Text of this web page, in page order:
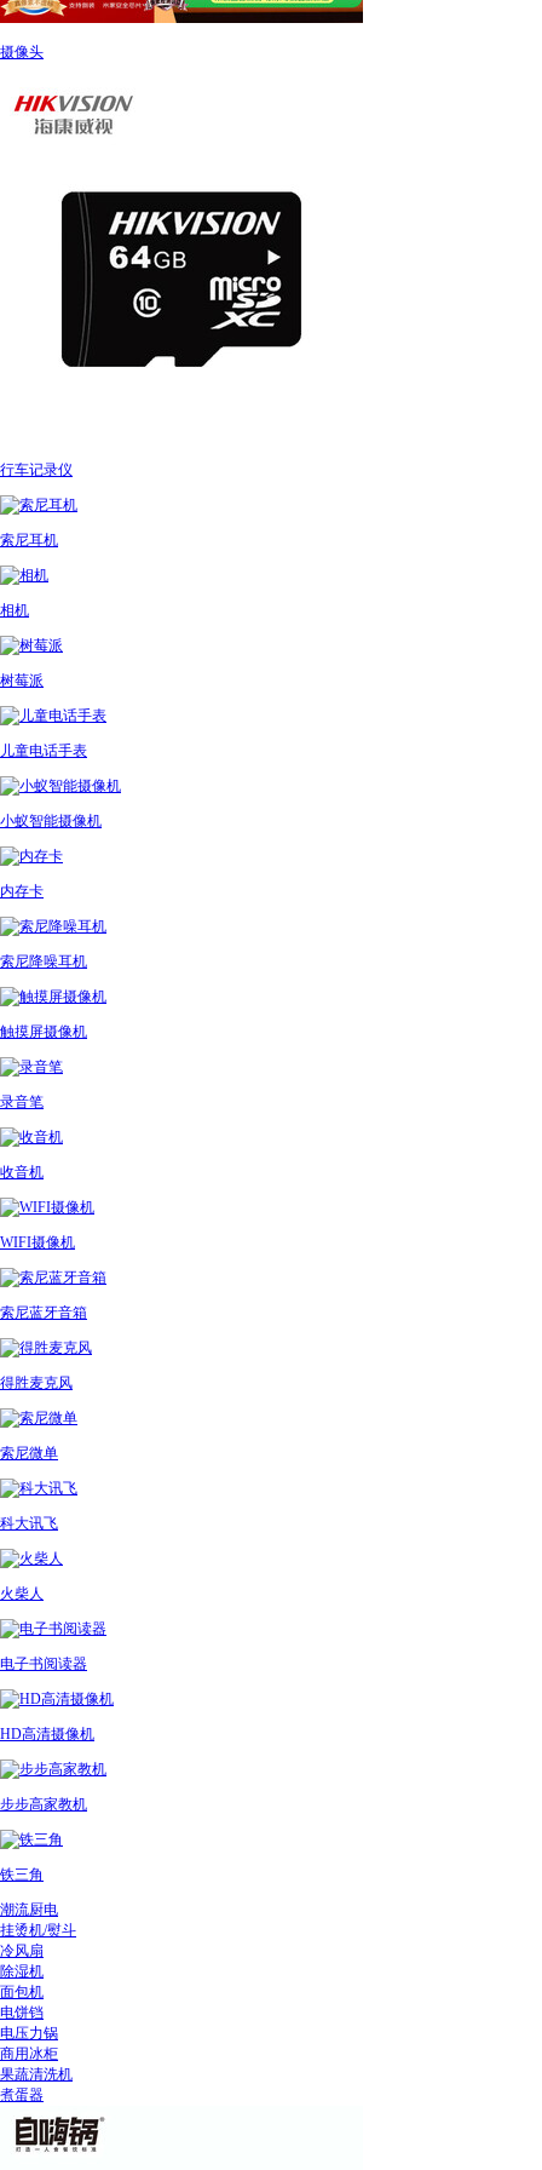
摄像头
行车记录仪
索尼耳机
相机
树莓派
儿童电话手表
小蚁智能摄像机
内存卡
索尼降噪耳机
触摸屏摄像机
录音笔
收音机
WIFI摄像机
索尼蓝牙音箱
得胜麦克风
索尼微单
科大讯飞
火柴人
电子书阅读器
HD高清摄像机
步步高家教机
铁三角
潮流厨电
挂烫机/熨斗
冷风扇
除湿机
面包机
电饼铛
电压力锅
商用冰柜
果蔬清洗机
煮蛋器